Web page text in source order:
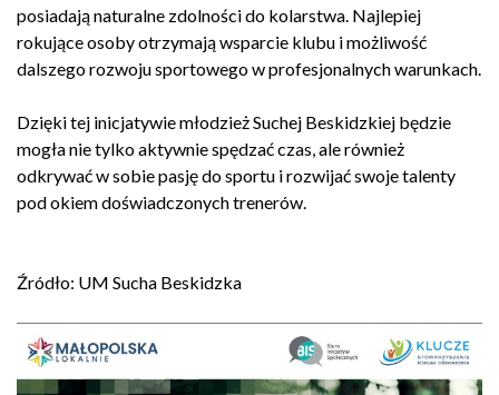
posiadają naturalne zdolności do kolarstwa. Najlepiej
rokujące osoby otrzymają wsparcie klubu i możliwość
dalszego rozwoju sportowego w profesjonalnych warunkach.
Dzięki tej inicjatywie młodzież Suchej Beskidzkiej będzie
mogła nie tylko aktywnie spędzać czas, ale również
odkrywać w sobie pasję do sportu i rozwijać swoje talenty
pod okiem doświadczonych trenerów.
Źródło: UM Sucha Beskidzka